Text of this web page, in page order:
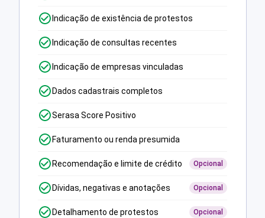
Indicação de existência de protestos
Indicação de consultas recentes
Indicação de empresas vinculadas
Dados cadastrais completos
Serasa Score Positivo
Faturamento ou renda presumida
Recomendação e limite de crédito Opcional
Dívidas, negativas e anotações Opcional
Detalhamento de protestos Opcional